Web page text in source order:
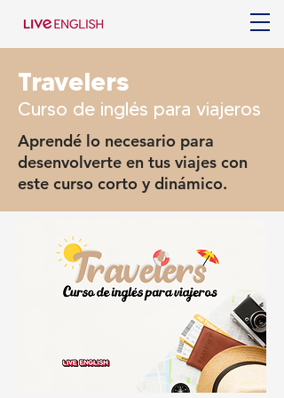
Travelers
Curso de inglés para viajeros
Aprendé lo necesario para
desenvolverte en tus viajes con
este curso corto y dinámico.